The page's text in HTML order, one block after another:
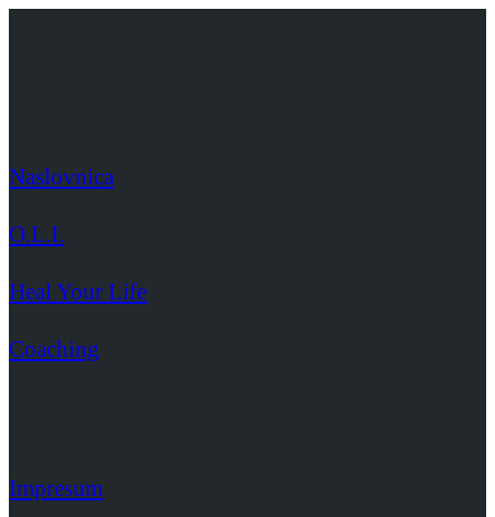
Naslovnica
O.L.I.
Heal Your Life
Coaching
Impresum